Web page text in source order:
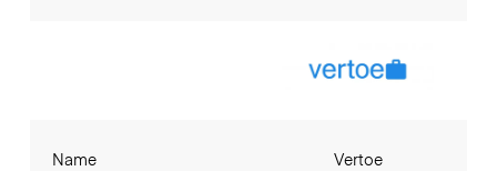
Name Vertoe